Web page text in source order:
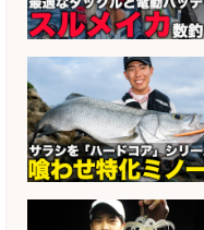
会社名
豊洲場外食
魚金
さらに求人